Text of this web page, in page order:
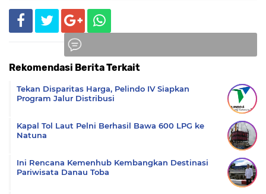
Rekomendasi Berita Terkait
Tekan Disparitas Harga, Pelindo IV Siapkan
Program Jalur Distribusi
Kapal Tol Laut Pelni Berhasil Bawa 600 LPG ke
Natuna
Ini Rencana Kemenhub Kembangkan Destinasi
Pariwisata Danau Toba